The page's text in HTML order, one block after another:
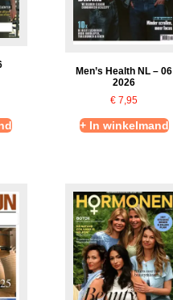
Men’s Health NL – 06
2026
€ 7,95
+ In winkelmand